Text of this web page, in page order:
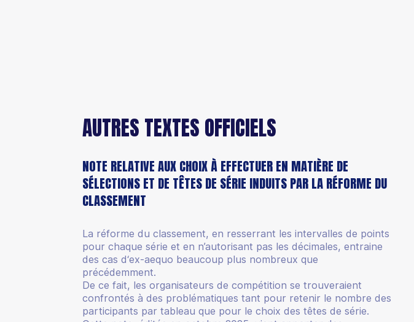
AUTRES TEXTES OFFICIELS
NOTE RELATIVE AUX CHOIX À EFFECTUER EN MATIÈRE DE
SÉLECTIONS ET DE TÊTES DE SÉRIE INDUITS PAR LA RÉFORME DU
CLASSEMENT
La réforme du classement, en resserrant les intervalles de points
pour chaque série et en n’autorisant pas les décimales, entraine
des cas d‘ex-aequo beaucoup plus nombreux que
précédemment.
De ce fait, les organisateurs de compétition se trouveraient
confrontés à des problématiques tant pour retenir le nombre des
participants par tableau que pour le choix des têtes de série.